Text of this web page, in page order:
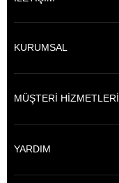
KURUMSAL
MÜŞTERİ HİZMETLERİ
YARDIM